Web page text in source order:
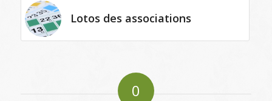
Lotos des associations
0